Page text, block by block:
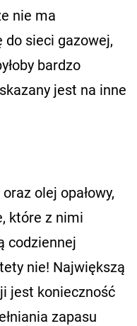
nie ma
do sieci gazowej,
bardzo
jest na inne
olej opałowy,
które z nimi
codziennej
nie! Największą
jest konieczność
zapasu